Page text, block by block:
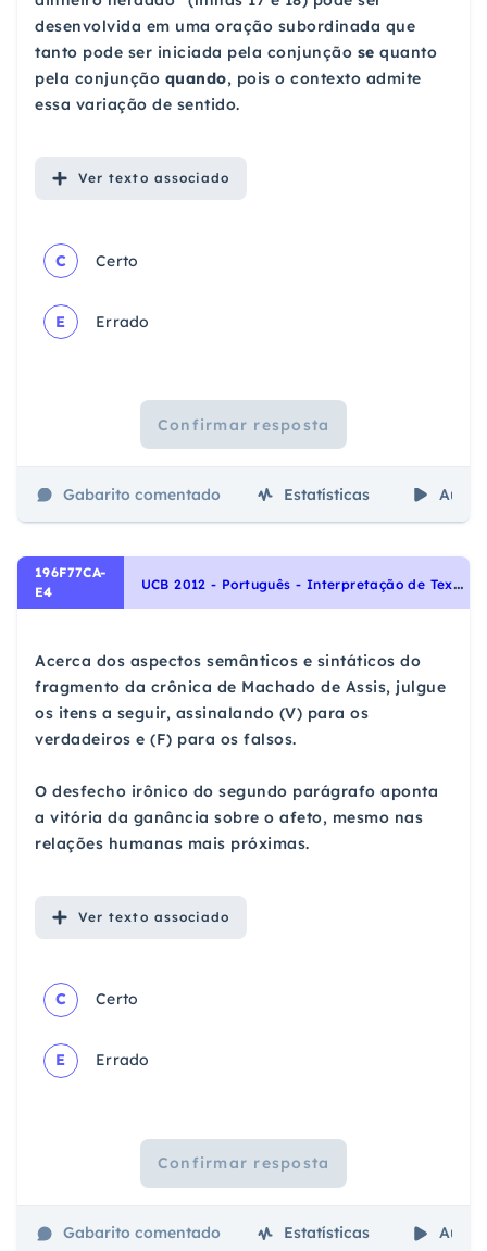
desenvolvida em uma oração subordinada que
tanto pode ser iniciada pela conjunção se quanto
pela conjunção quando, pois o contexto admite
essa variação de sentido.
Ver texto associado
C Certo
E Errado
Confirmar resposta
Gabarito comentado Estatísticas Aulas
196F77CA-
E4
U
CB 2012 - Português - Interpretação de Textos
Acerca dos aspectos semânticos e sintáticos do
fragmento da crônica de Machado de Assis, julgue
os itens a seguir, assinalando (V) para os
verdadeiros e (F) para os falsos.
O desfecho irônico do segundo parágrafo aponta
a vitória da ganância sobre o afeto, mesmo nas
relações humanas mais próximas.
Ver texto associado
C Certo
E Errado
Confirmar resposta
Gabarito comentado Estatísticas Aulas